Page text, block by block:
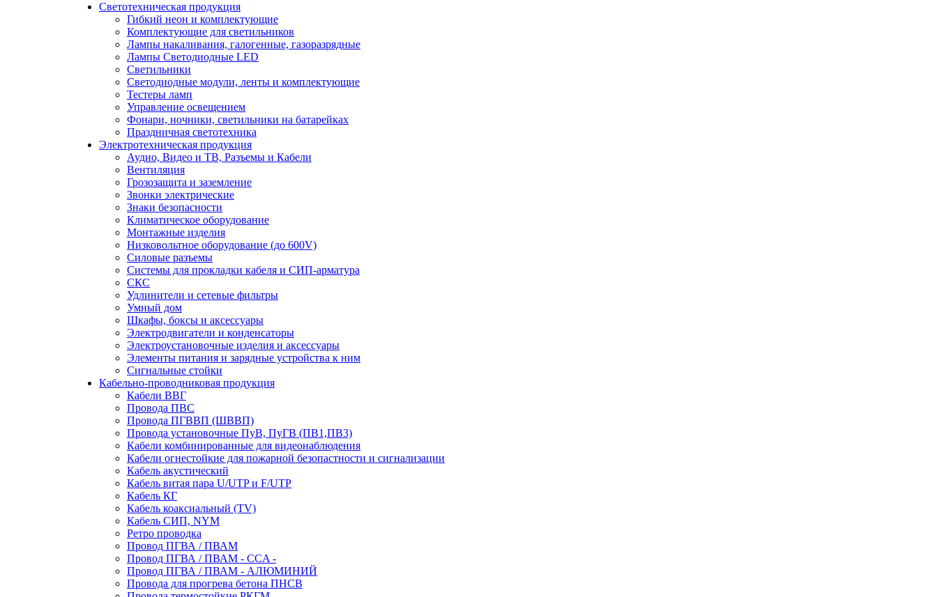
Светотехническая продукция
Гибкий неон и комплектующие
Комплектующие для светильников
Лампы накаливания, галогенные, газоразрядные
Лампы Светодиодные LED
Светильники
Светодиодные модули, ленты и комплектующие
Тестеры ламп
Управление освещением
Фонари, ночники, светильники на батарейках
Праздничная светотехника
Электротехническая продукция
Аудио, Видео и ТВ, Разъемы и Кабели
Вентиляция
Грозозащита и заземление
Звонки электрические
Знаки безопасности
Климатическое оборудование
Монтажные изделия
Низковольтное оборудование (до 600V)
Силовые разъемы
Системы для прокладки кабеля и СИП-арматура
СКС
Удлинители и сетевые фильтры
Умный дом
Шкафы, боксы и аксессуары
Электродвигатели и конденсаторы
Электроустановочные изделия и аксессуары
Элементы питания и зарядные устройства к ним
Сигнальные стойки
Кабельно-проводниковая продукция
Кабели ВВГ
Провода ПВС
Провода ПГВВП (ШВВП)
Провода установочные ПуВ, ПуГВ (ПВ1,ПВ3)
Кабели комбинированные для видеонаблюдения
Кабели огнестойкие для пожарной безопастности и сигнализации
Кабель акустический
Кабель витая пара U/UTP и F/UTP
Кабель КГ
Кабель коаксиальный (TV)
Кабель СИП, NYM
Ретро проводка
Провод ПГВА / ПВАМ
Провод ПГВА / ПВАМ - CCA -
Провод ПГВА / ПВАМ - АЛЮМИНИЙ
Провода для прогрева бетона ПНСВ